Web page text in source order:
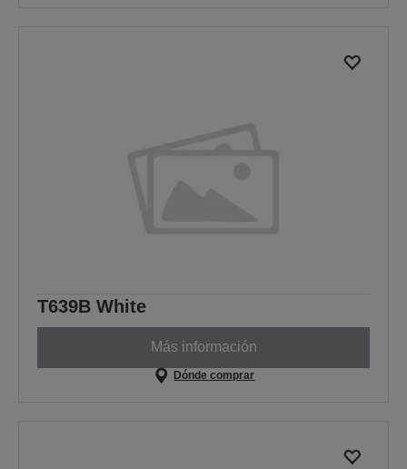
T639B White
Más información
Dónde comprar